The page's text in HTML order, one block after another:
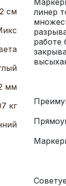
см
мм
кг
линер
работе